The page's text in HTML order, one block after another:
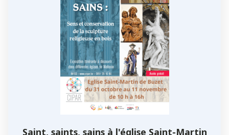
Saint, saints, sains à l'église Saint-Martin